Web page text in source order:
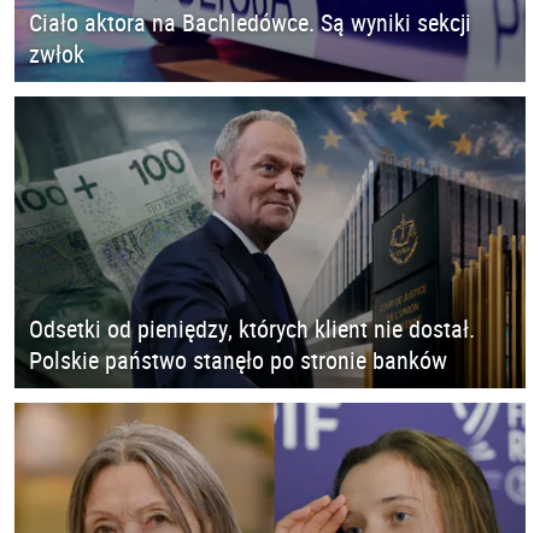
Ciało aktora na Bachledówce. Są wyniki sekcji
zwłok
Odsetki od pieniędzy, których klient nie dostał.
Polskie państwo stanęło po stronie banków